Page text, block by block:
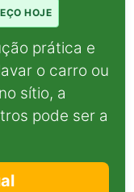
HOJE
prática e
o carro ou
sítio, a
pode ser a